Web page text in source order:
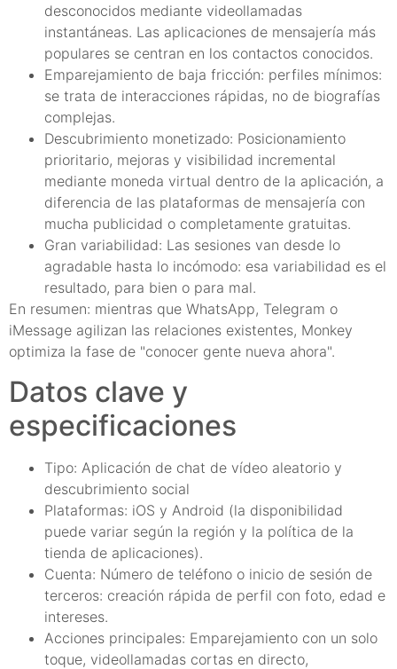
desconocidos mediante videollamadas
instantáneas. Las aplicaciones de mensajería más
populares se centran en los contactos conocidos.
Emparejamiento de baja fricción: perfiles mínimos:
se trata de interacciones rápidas, no de biografías
complejas.
Descubrimiento monetizado: Posicionamiento
prioritario, mejoras y visibilidad incremental
mediante moneda virtual dentro de la aplicación, a
diferencia de las plataformas de mensajería con
mucha publicidad o completamente gratuitas.
Gran variabilidad: Las sesiones van desde lo
agradable hasta lo incómodo: esa variabilidad es el
resultado, para bien o para mal.
En resumen: mientras que WhatsApp, Telegram o
iMessage agilizan las relaciones existentes, Monkey
optimiza la fase de "conocer gente nueva ahora".
Datos clave y
especificaciones
Tipo: Aplicación de chat de vídeo aleatorio y
descubrimiento social
Plataformas: iOS y Android (la disponibilidad
puede variar según la región y la política de la
tienda de aplicaciones).
Cuenta: Número de teléfono o inicio de sesión de
terceros: creación rápida de perfil con foto, edad e
intereses.
Acciones principales: Emparejamiento con un solo
toque, videollamadas cortas en directo,